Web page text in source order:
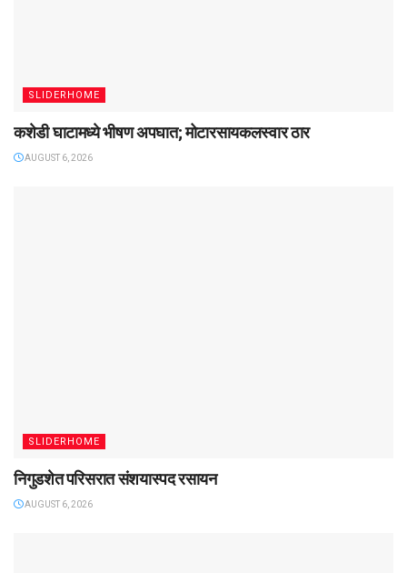
SLIDERHOME
कशेडी घाटामध्ये भीषण अपघात; मोटारसायकलस्वार ठार
AUGUST 6, 2026
SLIDERHOME
निगुडशेत परिसरात संशयास्पद रसायन
AUGUST 6, 2026